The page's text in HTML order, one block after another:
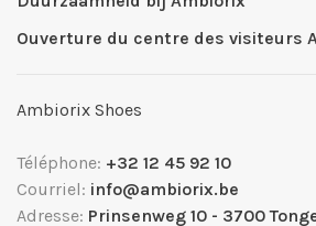
Ouverture du centre des visiteurs
Ambiorix Shoes
Téléphone: +32 12 45 92 10
Courriel: info@ambiorix.be
Adresse: Prinsenweg 10 - 3700